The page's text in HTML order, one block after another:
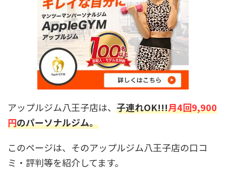
アップルジム八王子店は、 子連れOK!!!月4回9,900
円のパーソナルジム。
このページは、そのアップルジム八王子店の口コ
ミ・評判等を紹介してます。